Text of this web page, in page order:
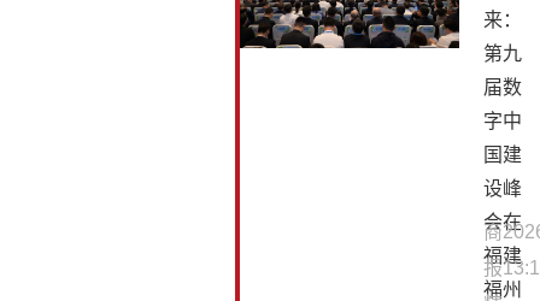
来：
第九
届数
字中
国建
设峰
会在
福建
福州
商
报